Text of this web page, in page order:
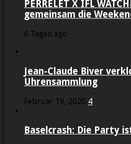
PERRELET X IFL
gemeinsam die
6 Tagen ago
Jean-Claude Biver
Uhrensammlung
Februar 19, 2020 4
Baselcrash: Die Party